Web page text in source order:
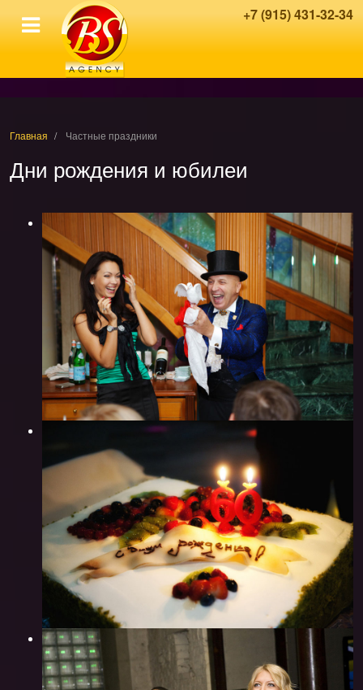
+7 (915) 431-32-34
Главная Частные праздники
Дни рождения и юбилеи